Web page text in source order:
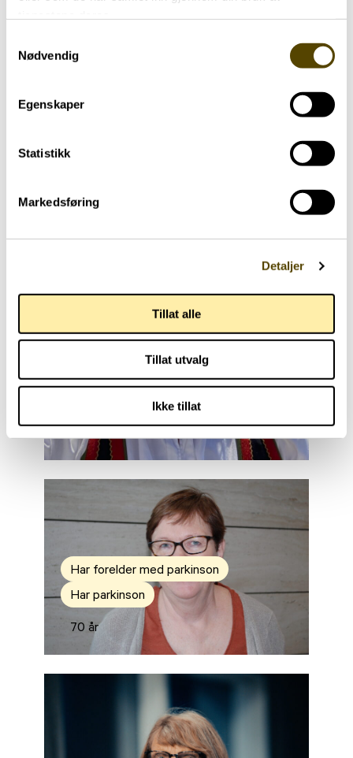
Nødvendig
Egenskaper
Statistikk
Markedsføring
Detaljer
Tillat alle
Tillat utvalg
Ikke tillat
Nærmeste pårørende
Atypisk parkinsonisme
Nærmeste pårørende
69 år
Har forelder med parkinson
Har parkinson
70 år